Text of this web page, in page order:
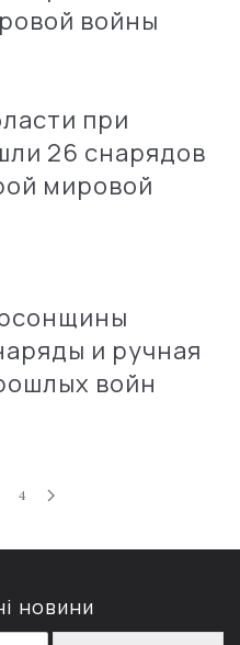
войны
при
26 снарядов
мировой
и ручная
войн
4
новини